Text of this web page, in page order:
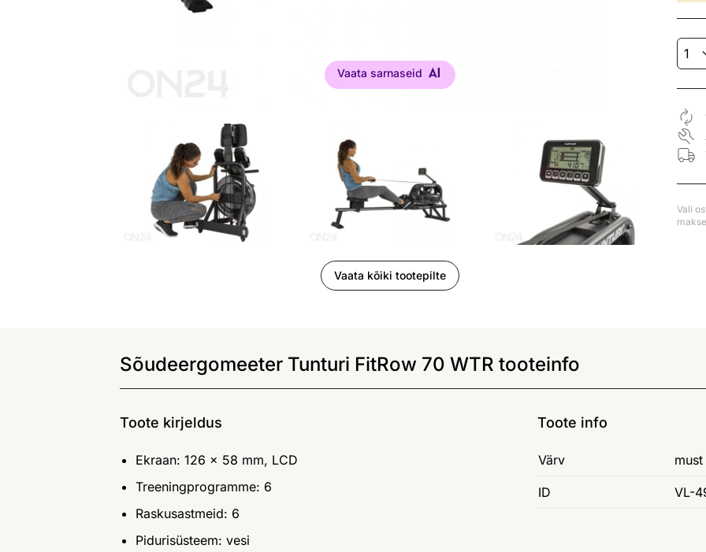
Vaata sarnaseid
Vaata kõiki tootepilte
Vali
Sõudeergomeeter Tunturi FitRow 70 WTR tooteinfo
Toote kirjeldus
Ekraan: 126 x 58 mm, LCD
Treeningprogramme: 6
Raskusastmeid: 6
Pidurisüsteem: vesi
Toote info
Värv must
ID VL-